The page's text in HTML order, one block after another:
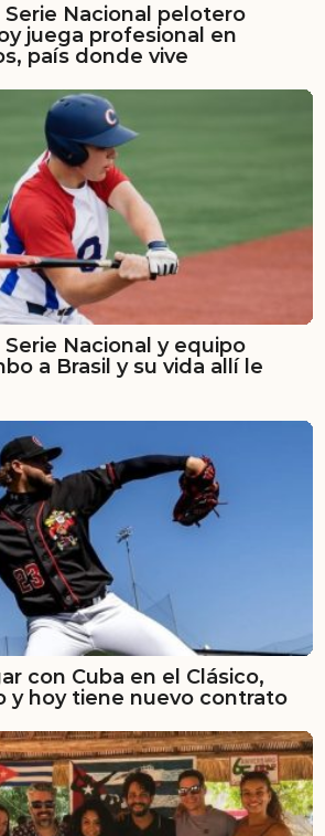
Serie Nacional pelotero
juega profesional en
país donde vive
Nacional y equipo
a Brasil y su vida allí le
con Cuba en el Clásico,
y hoy tiene nuevo contrato